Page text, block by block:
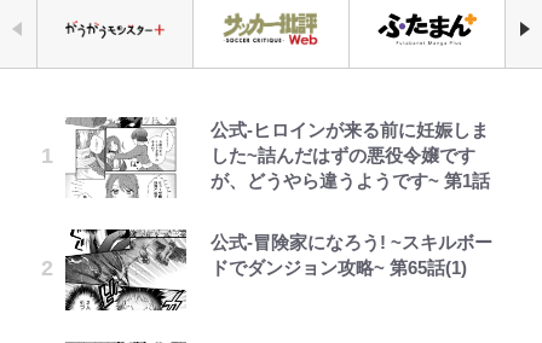
公式-ヒロインが来る前に妊娠しま
した~詰んだはずの悪役令嬢です
が、どうやら違うようです~ 第1話
公式-冒険家になろう! ~スキルボー
ドでダンジョン攻略~ 第65話(1)
｢なんじゃこりゃあああ！｣本田圭
佑の古巣ミラン、漆黒×蛍光レッド
の超絶クールな新サードユニに世界
ゃかっけえわ｣
「自分の絵ごと、このジャンルはそ
ろそろ終わりかな」江口寿史が炎上
を経て樋口毅宏に語ったこと
映画『ちいかわ』入場者特典「第２
弾」がスタート！まさかの人気アイ
えびめしの流儀
でっかい男になりたいゾ
千葉雄大、ほっそりイケメン近影に
「顔パンパンだったのに」反響 視
聴者が想った激変の納得理由
GLAY・TERU＆PUFFY大貫亜美
の“共演”ショットに「夫婦で写っ
【キャンプ自己啓発】増えすぎたギ
アを棚卸し！ “ウルトラライト” 目
指した「自分スタイル」再構築でわ
とは
空の轍と大地の雲と 第1回
第3回 出版までの道のり・その2
錦織一清の写真集はなぜ私服なの
か…高級ブランドをやめ等身大の自
分を表現する現在「ちゃんとおじい
藤原紀香が23年間続けるボランテ